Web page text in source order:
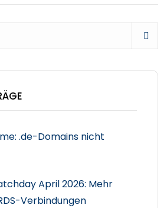
.de-Domains nicht
April 2026: Mehr
Verbindungen